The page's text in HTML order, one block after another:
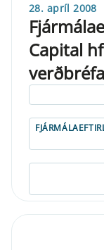
28. apríl 2008
Capital